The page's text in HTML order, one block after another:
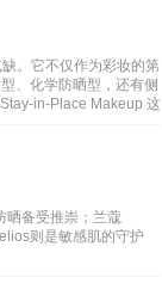
。它不仅作为彩妆的第
、化学防晒型，还有侧
in-Place Makeup 这
晒备受推崇；兰蔻
则是敏感肌的守护